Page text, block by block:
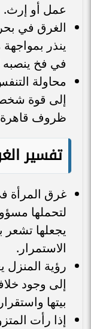
عمل أو إرث.
الغرق في
ينذر
في فخ ينصبه
محاولة
إلى قوة
ظروف قاهرة
تفسير
غرق المرأة
لتحملها
يجعلها تشعر
الاستمرار.
رؤية المنزل
إلى وجود
بيتها
إذا رأت